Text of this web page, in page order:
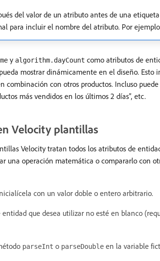
del valor de un atributo antes de una
para incluir el nombre del atributo. Por
y algorithm.dayCount como atributos de
mostrar dinámicamente en el diseño.
combinación con otros productos. Incluso
más vendidos en los últimos 2 días”, etc.
Velocity plantillas
Velocity tratan todos los atributos de
una operación matemática o compararlo con
con un valor doble o entero arbitrario.
que desea utilizar no esté en blanco
parseInt o parseDouble en la variable